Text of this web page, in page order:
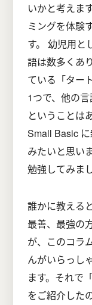
いかと考えま
ミングを体験
す。 幼児用と
語は数多くあ
ている「ター
1つで、他の
ということは
Small Basic
みたいと思い
勉強してみま
誰かに教える
最善、最強の
が、このコラ
んがいらっし
ます。それで
をご紹介した